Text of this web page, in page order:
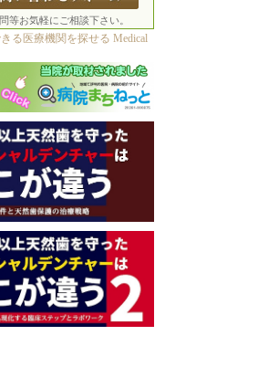
等お気軽にご相談下さい。